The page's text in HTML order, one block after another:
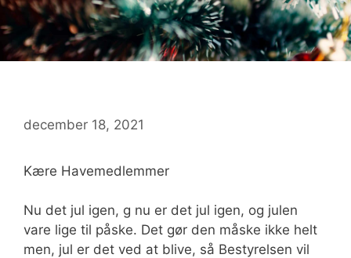
december 18, 2021
Kære Havemedlemmer
Nu det jul igen, g nu er det jul igen, og julen
vare lige til påske. Det gør den måske ikke helt
men, jul er det ved at blive, så Bestyrelsen vil